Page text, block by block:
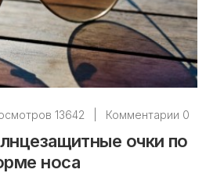
13642 Комментарии 0
очки по
носа